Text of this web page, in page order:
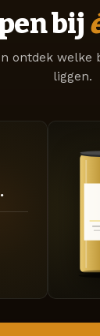
bij
ontdek
liggen.